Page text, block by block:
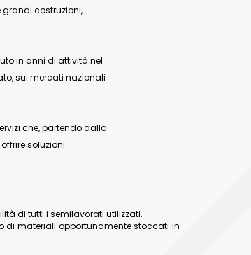
costruzioni,
in anni di attività nel
sui mercati nazionali
che, partendo dalla
soluzioni
di tutti i semilavorati utilizzati.
di materiali opportunamente stoccati in